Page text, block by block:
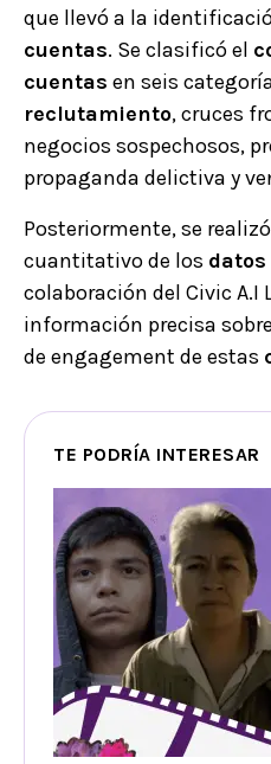
que llevó a la
cuentas. Se clasificó el
cuentas en seis
reclutamiento, cruces
negocios sospechosos,
propaganda delictiva y
Posteriormente, se
cuantitativo de los datos
colaboración del Civic A.I
información precisa
de engagement de estas
TE PODRÍA INTERESAR